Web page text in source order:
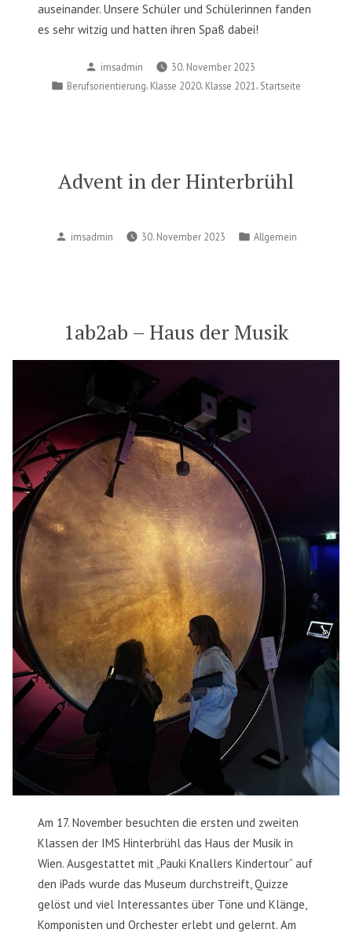
auseinander. Unsere Schüler und Schülerinnen fanden
es sehr witzig und hatten ihren Spaß dabei!
Posted
by
imsadmin
30. November 2023
Posted
Berufsorientierung Klasse 2020 Klasse 2021 Startseite
Advent in der Hinterbrühl
Posted
imsadmin 30. November 2023
Posted
Allgemein
1ab2ab – Haus der Musik
Am 17. November besuchten die ersten und zweiten
Klassen der IMS Hinterbrühl das Haus der Musik in
Wien. Ausgestattet mit „Pauki Knallers Kindertour“ auf
den iPads wurde das Museum durchstreift, Quizze
gelöst und viel Interessantes über Töne und Klänge,
Komponisten und Orchester erlebt und gelernt. Am